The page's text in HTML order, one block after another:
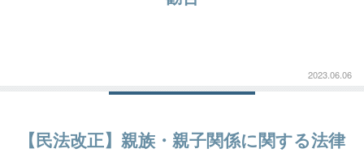
2023.06.06
【民法改正】親族・親子関係に関する法律